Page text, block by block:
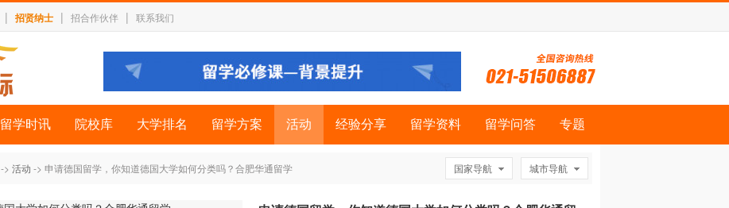
| 招贤纳士 | 招合作伙伴 | 联系我们
留学时讯 院校库 大学排名 留学方案 活动 经验分享 留学资料 留学问答 专题
国家导航 城市导航
-> 活动 -> 申请德国留学，你知道德国大学如何分类吗？合肥华通留学